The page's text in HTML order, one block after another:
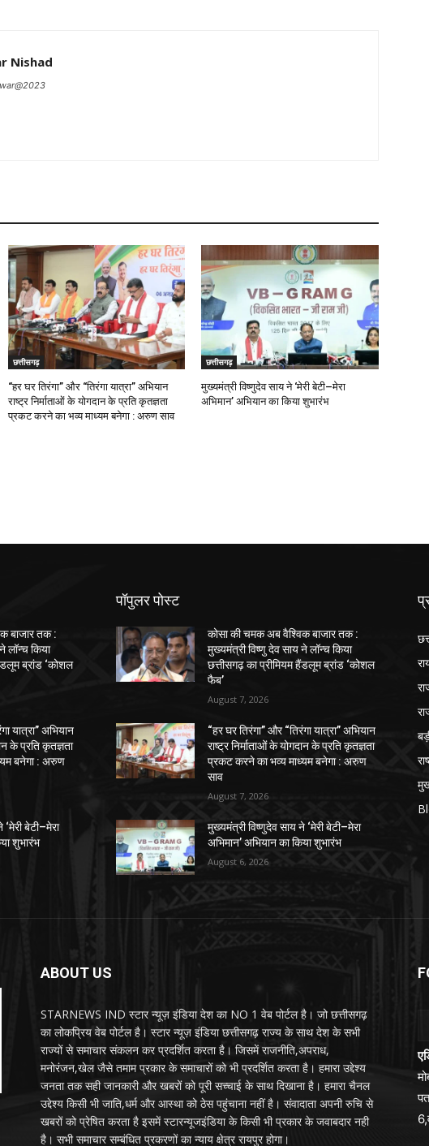
Nishad
छत्तीसगढ़
“हर घर तिरंगा” और “तिरंगा यात्रा” अभियान
राष्ट्र निर्माताओं के योगदान के प्रति कृतज्ञता
प्रकट करने का भव्य माध्यम बनेगा : अरुण साव
छत्तीसगढ़
मुख्यमंत्री विष्णुदेव साय ने ‘मेरी बेटी–मेरा
अभिमान’ अभियान का किया शुभारंभ
बाजार तक :
लॉन्च किया
ब्रांड ‘कोशल
यात्रा” अभियान
के प्रति कृतज्ञता
बनेगा : अरुण
बेटी–मेरा
शुभारंभ
पॉपुलर पोस्ट
कोसा की चमक अब वैश्विक बाजार तक :
मुख्यमंत्री विष्णु देव साय ने लॉन्च किया
छत्तीसगढ़ का प्रीमियम हैंडलूम ब्रांड ‘कोशल
फैब’
August 7, 2026
“हर घर तिरंगा” और “तिरंगा यात्रा” अभियान
राष्ट्र निर्माताओं के योगदान के प्रति कृतज्ञता
प्रकट करने का भव्य माध्यम बनेगा : अरुण
साव
August 7, 2026
मुख्यमंत्री विष्णुदेव साय ने ‘मेरी बेटी–मेरा
अभिमान’ अभियान का किया शुभारंभ
August 6, 2026
ABOUT US
STARNEWS IND स्टार न्यूज़ इंडिया देश का NO 1 वेब पोर्टल है। जो छत्तीसगढ़
का लोकप्रिय वेब पोर्टल है। स्टार न्यूज़ इंडिया छत्तीसगढ़ राज्य के साथ देश के सभी
राज्यों से समाचार संकलन कर प्रदर्शित करता है। जिसमें राजनीति,अपराध,
मनोरंजन,खेल जैसे तमाम प्रकार के समाचारों को भी प्रदर्शित करता है। हमारा उद्देश्य
जनता तक सही जानकारी और खबरों को पूरी सच्चाई के साथ दिखाना है। हमारा चैनल
उद्देश्य किसी भी जाति,धर्म और आस्था को ठेस पहुंचाना नहीं है। संवादाता अपनी रुचि से
खबरों को प्रेषित करता है इसमें स्टारन्यूजइंडिया के किसी भी प्रकार के जवाबदार नही
है। सभी समाचार सम्बंधित प्रकरणों का न्याय क्षेत्र रायपुर होगा।